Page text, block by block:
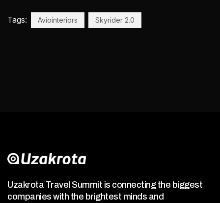
Tags: Aviointeriors Skyrider 2.0
Uzakrota Travel Summit is connecting the biggest
companies with the brightest minds and